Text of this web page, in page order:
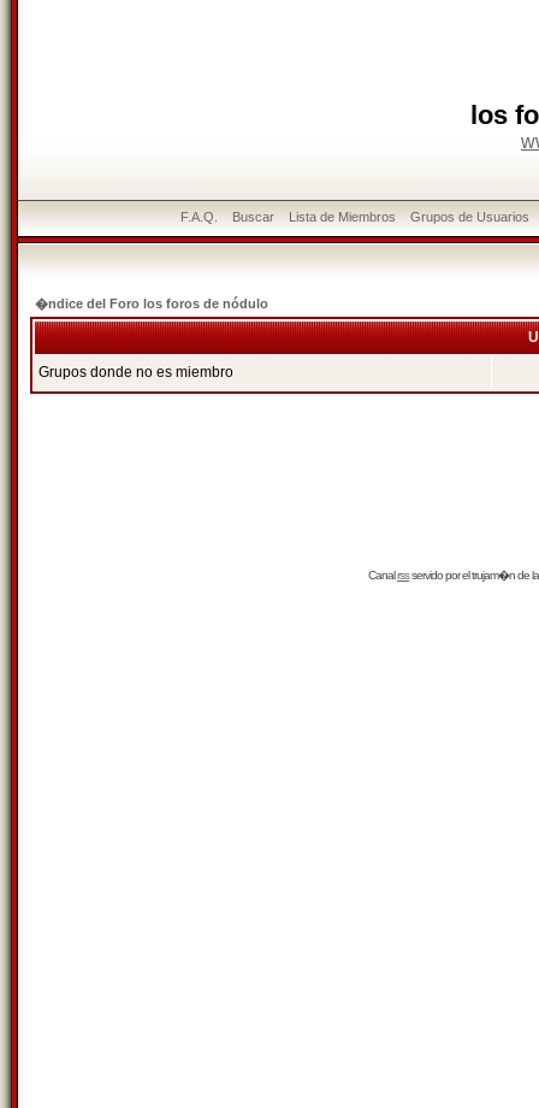
los
F.A.Q. Buscar Lista de Miembros Grupos de Usuarios
�ndice del Foro los foros de nódulo
Grupos donde no es miembro
Canalrssservido por eltrujam�nde